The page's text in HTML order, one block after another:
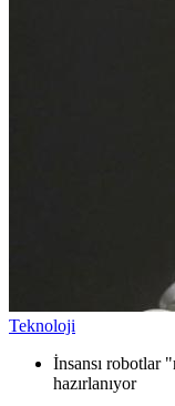
Teknoloji
İnsansı robotlar
hazırlanıyor